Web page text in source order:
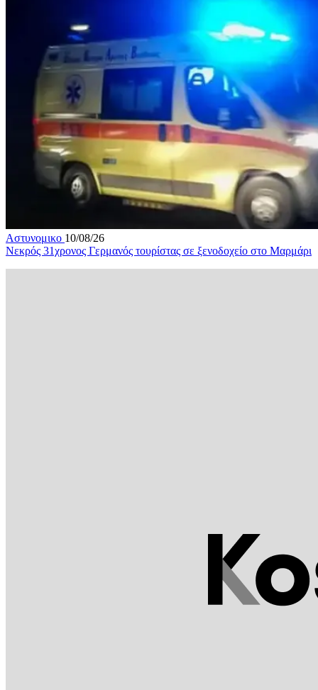
Αστυνομικο 10/08/26
Νεκρός 31χρονος Γερμανός τουρίστας σε ξενοδοχείο στο Μαρμάρι